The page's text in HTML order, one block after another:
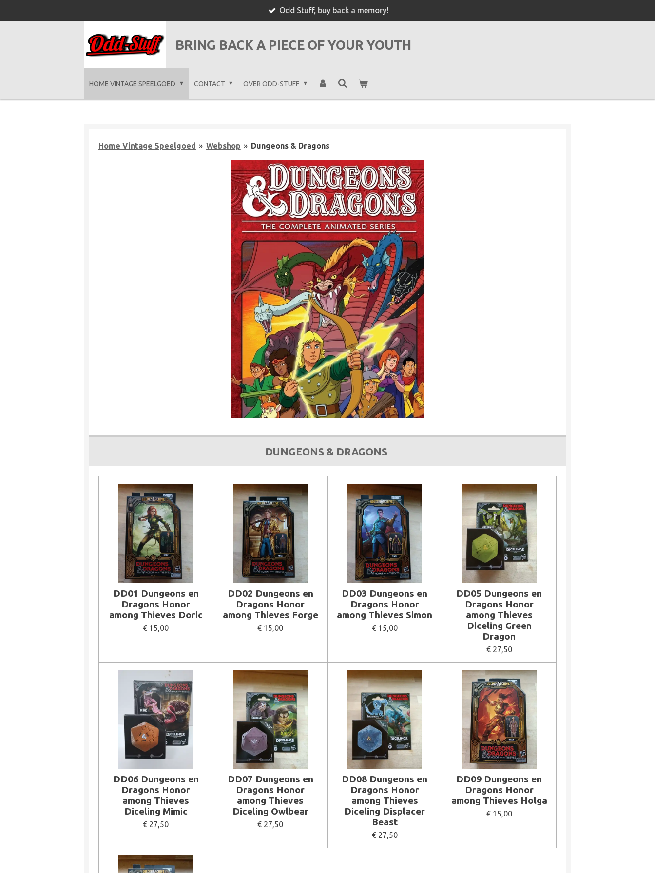
Odd Stuff, buy back a memory!
BRING BACK A PIECE OF YOUR YOUTH
HOME VINTAGE SPEELGOED CONTACT OVER ODD-STUFF
Home Vintage Speelgoed » Webshop » Dungeons & Dragons
DUNGEONS & DRAGONS
DD01 Dungeons en
Dragons Honor
among Thieves Doric
€ 15,00
DD02 Dungeons en
Dragons Honor
among Thieves Forge
€ 15,00
DD03 Dungeons en
Dragons Honor
among Thieves Simon
€ 15,00
DD05 Dungeons en
Dragons Honor
among Thieves
Diceling Green
Dragon
€ 27,50
DD06 Dungeons en
Dragons Honor
among Thieves
Diceling Mimic
€ 27,50
DD07 Dungeons en
Dragons Honor
among Thieves
Diceling Owlbear
€ 27,50
DD08 Dungeons en
Dragons Honor
among Thieves
Diceling Displacer
Beast
€ 27,50
DD09 Dungeons en
Dragons Honor
among Thieves Holga
€ 15,00